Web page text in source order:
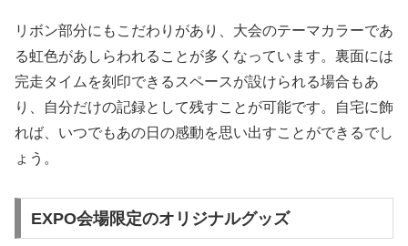
リボン部分にもこだわりがあり、大会のテーマカラーであ
る虹色があしらわれることが多くなっています。裏面には
完走タイムを刻印できるスペースが設けられる場合もあ
り、自分だけの記録として残すことが可能です。自宅に飾
れば、いつでもあの日の感動を思い出すことができるでし
ょう。
EXPO会場限定のオリジナルグッズ